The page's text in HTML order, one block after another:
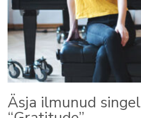
Äsja ilmunud singel